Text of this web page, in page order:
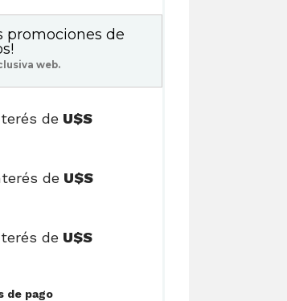
promociones de
web.
de U$S
de U$S
de U$S
los medios de pago